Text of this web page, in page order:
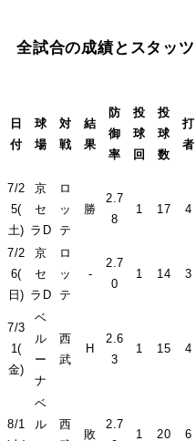
全試合の成績とスタッツ
日
付
球
場
対
戦
結
果
防
御
率
投
球
回
投
球
数
打
者
7/2
5(
土)
京
セ
ラD
ロ
ッ
テ
勝
2.7
8
1 17 4
7/2
6(
日)
京
セ
ラD
ロ
ッ
テ
-
2.7
0
1 14 3
7/3
1(
金)
ベ
ル
ー
ナ
西
武
H
2.6
3
1 15 4
8/1
ベ
ル
西
敗
2.7
1 20 6